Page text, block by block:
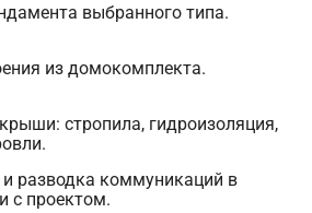
выбранного типа.
из домокомплекта.
стропила, гидроизоляция,
разводка коммуникаций в
с проектом.